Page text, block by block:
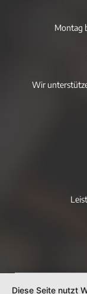
Montag
Wir
Diese Seite nutzt